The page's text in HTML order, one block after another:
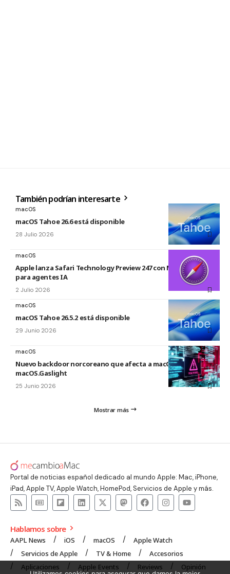
También podrían interesarte
macOS
macOS Tahoe 26.6 está disponible
28 Julio 2026
macOS
Apple lanza Safari Technology Preview 247 con MCP Server
para agentes IA
2 Julio 2026
macOS
macOS Tahoe 26.5.2 está disponible
29 Junio 2026
macOS
Nuevo backdoor norcoreano que afecta a macOS:
macOS.Gaslight
25 Junio 2026
Mostrar más
Portal de noticias español dedicado al mundo Apple: Mac, iPhone,
iPad, Apple TV, Apple Watch, HomePod, Servicios de Apple y más.
Hablamos sobre
AAPL News iOS macOS
Apple Watch
Servicios de Apple
TV & Home
Accesorios
Aplicaciones
Apple Events Reviews Opinión